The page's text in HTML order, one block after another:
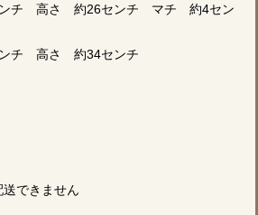
ンチ 高さ 約26センチ マチ 約4セン
チ 高さ 約34センチ
できません